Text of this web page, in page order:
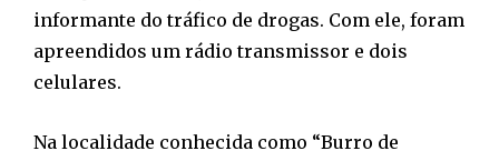
informante do tráfico de drogas. Com ele, foram
apreendidos um rádio transmissor e dois
celulares.
Na localidade conhecida como “Burro de